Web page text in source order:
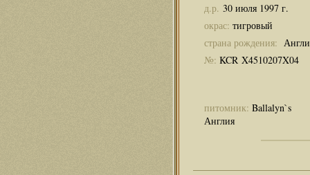
д.р. 30 июля 1997 г.
окрас: тигровый
страна рождения:
№: KCR X4510207X04
питомник: Ballalyn`s
Англия